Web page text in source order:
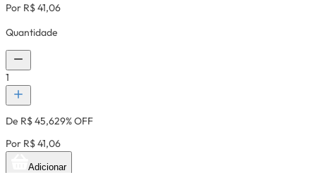
Por R$ 41,06
Quantidade
1
De R$ 45,629% OFF
Por R$ 41,06
Adicionar